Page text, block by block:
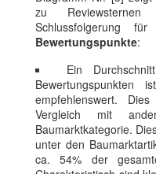
zu
Schlussfolgerung
Bewertungspunkte:
Ein
Bewertungspunkten
empfehlenswert.
Vergleich mit
Baumarktkategorie.
unter den
ca. 54% der